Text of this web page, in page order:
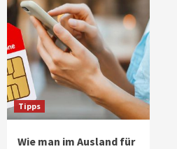
Tipps
Wie man im Ausland für